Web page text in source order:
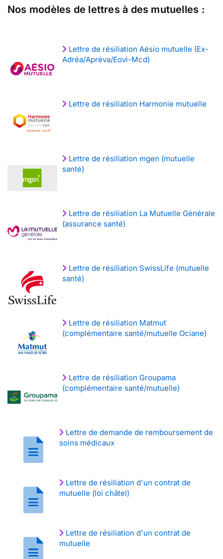
Nos modèles de lettres à des mutuelles :
Lettre de résiliation Aésio mutuelle (Ex-
Adréa/Apréva/Eovi-Mcd)
Lettre de résiliation Harmonie mutuelle
Lettre de résiliation mgen (mutuelle
santé)
Lettre de résiliation La Mutuelle Générale
(assurance santé)
Lettre de résiliation SwissLife (mutuelle
santé)
Lettre de résiliation Matmut
(complémentaire santé/mutuelle Ociane)
Lettre de résiliation Groupama
(complémentaire santé/mutuelle)
Lettre de demande de remboursement de
soins médicaux
Lettre de résiliation d'un contrat de
mutuelle (loi châtel)
Lettre de résiliation d'un contrat de
mutuelle